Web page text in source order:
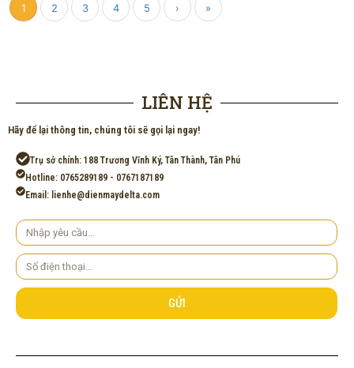
1 2 3 4 5 › »
LIÊN HỆ
Hãy để lại thông tin, chúng tôi sẽ gọi lại ngay!
Trụ sở chính: 188 Trương Vĩnh Ký, Tân Thành, Tân Phú
Hotline: 0765289189 - 0767187189
Email: lienhe@dienmaydelta.com
Yêu
cầu
Số
điện
thoại
GỬI